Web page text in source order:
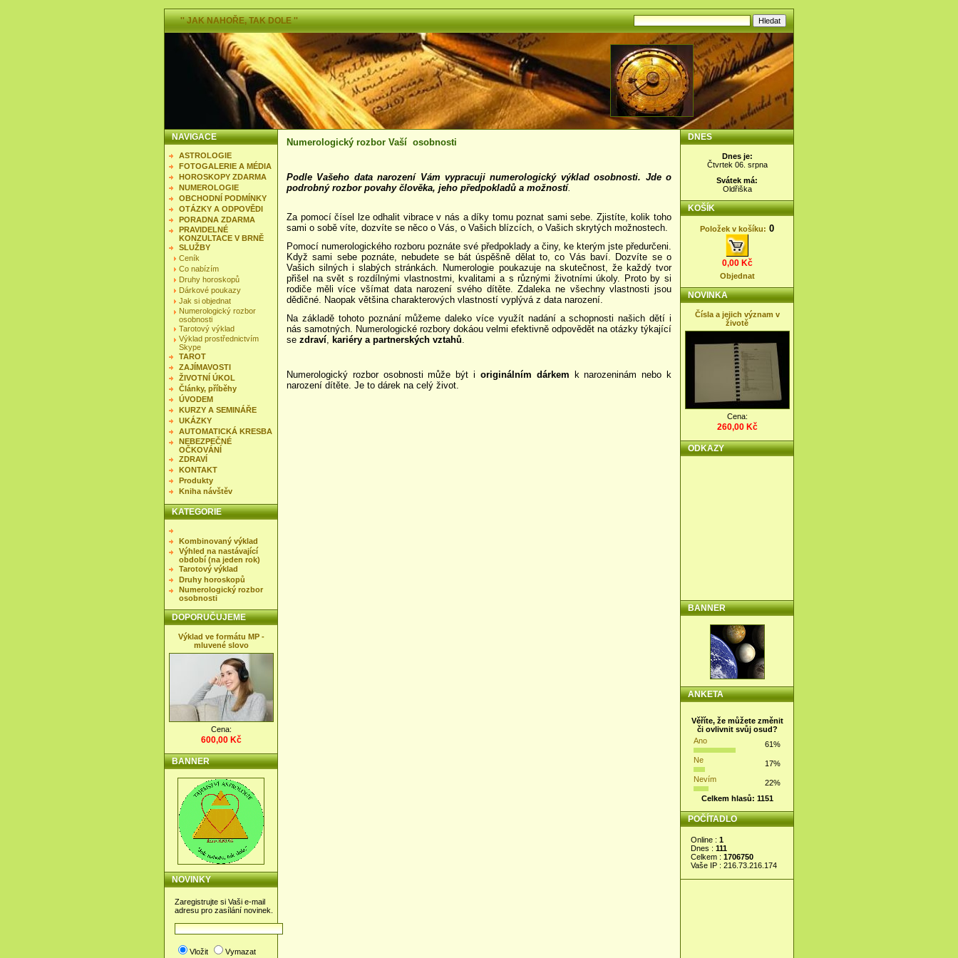
'' JAK NAHOŘE, TAK DOLE ''
NAVIGACE
ASTROLOGIE
FOTOGALERIE A MÉDIA
HOROSKOPY ZDARMA
NUMEROLOGIE
OBCHODNÍ PODMÍNKY
OTÁZKY A ODPOVĚDI
PORADNA ZDARMA
PRAVIDELNÉ
KONZULTACE V BRNĚ
SLUŽBY
Ceník
Co nabízím
Druhy horoskopů
Dárkové poukazy
Jak si objednat
Numerologický rozbor
osobnosti
Tarotový výklad
Výklad prostřednictvím
Skype
TAROT
ZAJÍMAVOSTI
ŽIVOTNÍ ÚKOL
Články, příběhy
ÚVODEM
KURZY A SEMINÁŘE
UKÁZKY
AUTOMATICKÁ KRESBA
NEBEZPEČNÉ
OČKOVÁNÍ
ZDRAVÍ
KONTAKT
Produkty
Kniha návštěv
KATEGORIE
Kombinovaný výklad
Výhled na nastávající
období (na jeden rok)
Tarotový výklad
Druhy horoskopů
Numerologický rozbor
osobnosti
DOPORUČUJEME
Výklad ve formátu MP -
mluvené slovo
Cena:
600,00 Kč
BANNER
NOVINKY
Zaregistrujte si Vaši e-mail
adresu pro zasílání novinek.
Vložit Vymazat
Numerologický rozbor Vaší osobnosti
Podle Vašeho data narození Vám vypracuji numerologický výklad osobnosti. Jde o
podrobný rozbor povahy člověka, jeho předpokladů a možností.
Za pomocí čísel lze odhalit vibrace v nás a díky tomu poznat sami sebe. Zjistíte, kolik toho
sami o sobě víte, dozvíte se něco o Vás, o Vašich blízcích, o Vašich skrytých možnostech.
Pomocí numerologického rozboru poznáte své předpoklady a činy, ke kterým jste předurčeni.
Když sami sebe poznáte, nebudete se bát úspěšně dělat to, co Vás baví. Dozvíte se o
Vašich silných i slabých stránkách. Numerologie poukazuje na skutečnost, že každý tvor
přišel na svět s rozdílnými vlastnostmi, kvalitami a s různými životními úkoly. Proto by si
rodiče měli více všímat data narození svého dítěte. Zdaleka ne všechny vlastnosti jsou
dědičné. Naopak většina charakterových vlastností vyplývá z data narození.
Na základě tohoto poznání můžeme daleko více využít nadání a schopnosti našich dětí i
nás samotných. Numerologické rozbory dokáou velmi efektivně odpovědět na otázky týkající
se zdraví, kariéry a partnerských vztahů.
Numerologický rozbor osobnosti může být i originálním dárkem k narozeninám nebo k
narození dítěte. Je to dárek na celý život.
DNES
Dnes je:
Čtvrtek 06. srpna
Svátek má:
Oldřiška
KOŠÍK
Položek v košíku: 0
0,00 Kč
Objednat
NOVINKA
Čísla a jejich význam v
životě
Cena:
260,00 Kč
ODKAZY
BANNER
ANKETA
Věříte, že můžete změnit
či ovlivnit svůj osud?
Ano
61%
Ne
17%
Nevím
22%
Celkem hlasů: 1151
POČÍTADLO
Online : 1
Dnes : 111
Celkem : 1706750
Vaše IP : 216.73.216.174